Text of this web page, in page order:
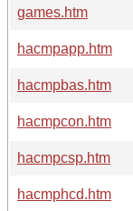
games.htm
hacmpapp.htm
hacmpbas.htm
hacmpcon.htm
hacmpcsp.htm
hacmphcd.htm